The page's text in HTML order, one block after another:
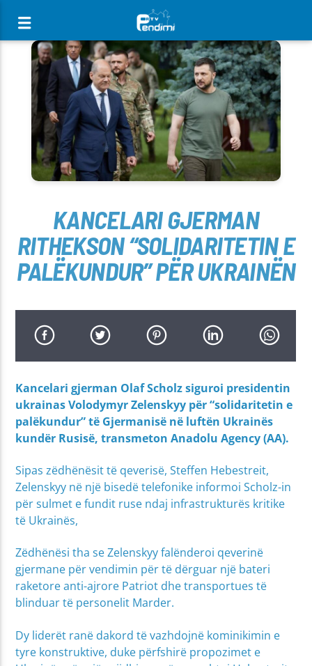
[There are no radio stations in the database]
KANCELARI GJERMAN
RITHEKSON “SOLIDARITETIN E
PALËKUNDUR” PËR UKRAINËN
Kancelari gjerman Olaf Scholz siguroi presidentin
ukrainas Volodymyr Zelenskyy për “solidaritetin e
palëkundur” të Gjermanisë në luftën Ukrainës
kundër Rusisë, transmeton Anadolu Agency (AA).
Sipas zëdhënësit të qeverisë, Steffen Hebestreit,
Zelenskyy në një bisedë telefonike informoi Scholz-in
për sulmet e fundit ruse ndaj infrastrukturës kritike
të Ukrainës,
Zëdhënësi tha se Zelenskyy falënderoi qeverinë
gjermane për vendimin për të dërguar një bateri
raketore anti-ajrore Patriot dhe transportues të
blinduar të personelit Marder.
Dy liderët ranë dakord të vazhdojnë kominikimin e
tyre konstruktive, duke përfshirë propozimet e